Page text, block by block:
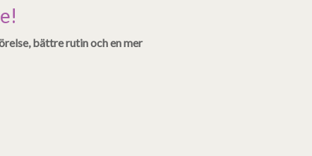
bättre rutin och en mer